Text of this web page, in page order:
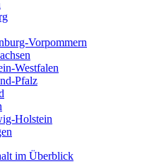
Vorpommern
Westfalen
Pfalz
Holstein
im Überblick